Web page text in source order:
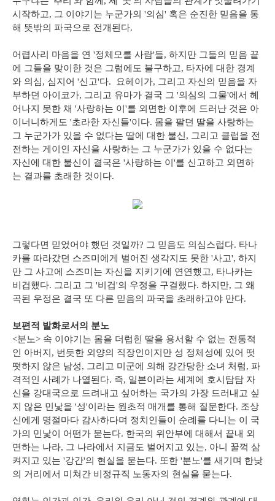
시작하고, 그 이야기는 누군가의 '의심' 혹은 순진한 믿음을 통
해 뜻밖의 파국으로 전개된다.
어렵사리 마음을 연 '정체모를 사람'들, 하지만 그들의 믿음 끝
에 그들을 맞이한 것은 그럼에도 불구하고, 타자에 대한 경계
와 의심, 심지어 '신고'다. 요헤이가, 그리고 자신의 믿음을 자
부하던 아이코가, 그리고 유마가 결국 그 '의심의 그물'에서 헤
어나지 못한 채 '사랑하는 이'를 외면한 이후에 드러난 것은 아
이너니하게도 '초라한 자신들'이다. 몸을 팔던 딸을 사랑하는
그 누군가가 있을 수 없다는 딸에 대한 불신, 그리고 클럽을 전
전하는 게이인 자신을 사랑하는 그 누군가가 있을 수 없다는
자신에 대한 불신이 결국은 '사랑하는 이'를 신고하고 외면하
는 결과를 초래한 것이다.
그렇다면 믿었어야 했던 것일까? 그 믿음도 의심스럽다. 타나
카를 따라갔던 스즈미에게 벌어진 생각지도 못한 '사고', 하지
만 그 사고에 스즈미는 자신을 지키기에 연연했고, 타나카는
비겁했다. 그리고 그 '비겁'의 우정을 구걸했다. 하지만, 그 왜
곡된 우정은 결국 또 다른 믿음의 파국을 초래하고야 만다.
보편적 발화로서의 분노
<분노> 속 이야기는 몸을 더럽힌 딸을 용서할 수 없는 전통적
인 아버지, 번듯한 외양의 직장인이지만 성 정체성에 있어 떳
떳하지 않은 남성, 그리고 미군에 의해 강간당한 소녀 처럼, 파
격적인 사례가 나열된다. 즉, 일본이라는 세계에 호시탐탐 자
신을 강대국으로 드려내고 싶어하는 국가의 가장 드러내고 싶
지 않은 민낯을 '성'이라는 원초적 매개를 통해 질문한다. 조상
신에게 명절마다 감사하다며 정치인들이 순례를 다니는 이 국
가의 민낯이 어떤가 묻는다. 한국의 위안부에 대해서 끝내 외
면하는 나라, 그 나라에서 지금도 벌어지고 있는, 아니 꿀꺽 삼
켜지고 있는 '강간'의 현실을 묻는다. 또한 '분노'를 새기며 한낮
의 거리에서 미쳐간 비정규직 노동자의 현실을 묻는다.